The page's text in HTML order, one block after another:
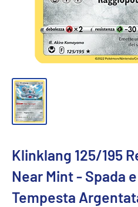
Klinklang 125/195
Near Mint - Spada
Tempesta